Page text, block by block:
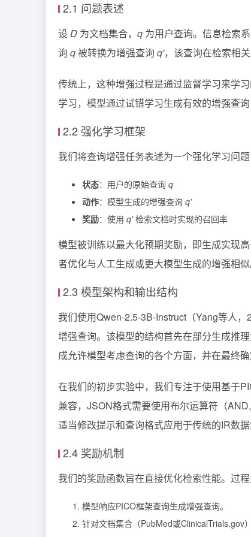
2.1 问题表述
设D 为文档集合， q 为用户查询。信息检索
询 q被转换为增强查询 q'，该查询在检索相
传统上，这种增强过程是通过监督学习来学
学习，模型通过试错学习生成有效的增强查
2.2 强化学习框架
我们将查询增强任务表述为一个强化学习问题
状态：用户的原始查询 q
动作：模型生成的增强查询 q'
奖励：使用 q'检索文档时实现的召回率
模型被训练以最大化预期奖励，即生成实现
者优化与人工生成或更大模型生成的增强相似
2.3 模型架构和输出结构
我们使用Qwen-2.5-3B-Instruct（Yang等人
增强查询。该模型的结构首先在部分生成推
成允许模型考虑查询的各个方面，并在最终
在我们的初步实验中，我们专注于使用基于
兼容，JSON格式需要使用布尔运算符（
适当修改提示和查询格式应用于传统的IR数据
2.4 奖励机制
我们的奖励函数旨在直接优化检索性能。过程
模型响应PICO框架查询生成增强查询。
针对文档集合（PubMed或ClinicalTrials.gov